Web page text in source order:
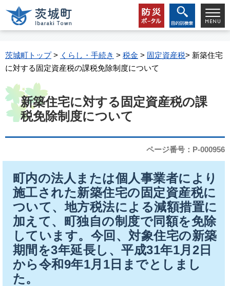
茨城町トップ> くらし・手続き > 税金 > 固定資産税> 新築住宅
に対する固定資産税の課税免除制度について
新築住宅に対する固定資産税の課
税免除制度について
ページ番号：P-000956
町内の法人または個人事業者により
施工された新築住宅の固定資産税に
ついて、地方税法による減額措置に
加えて、町独自の制度で同額を免除
しています。今回、対象住宅の新築
期間を3年延長し、平成31年1月2日
から令和9年1月1日までとしまし
た。